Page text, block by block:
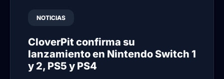
NOTICIAS
CloverPit confirma su
lanzamiento en Nintendo Switch 1
y 2, PS5 y PS4